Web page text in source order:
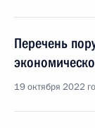
Перечень
19 октября 2022